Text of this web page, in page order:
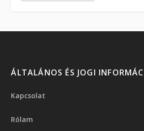
ÁLTALÁNOS ÉS JOGI
Kapcsolat
Rólam